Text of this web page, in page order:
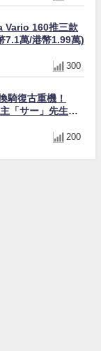
Vario 160推三款
7.1萬/港幣1.99萬)
300
騎復古重機！
「サー」先生真
200